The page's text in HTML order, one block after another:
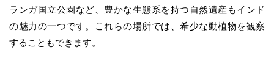
ランガ国立公園など、豊かな生態系を持つ自然遺産もインド
の魅力の一つです。これらの場所では、希少な動植物を観察
することもできます。